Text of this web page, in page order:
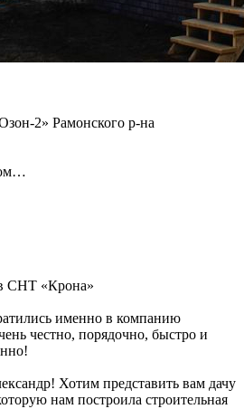
2» Рамонского р-на
СНТ «Крона»
именно в компанию
честно, порядочно, быстро и
Хотим представить вам дачу
нам построила строительная